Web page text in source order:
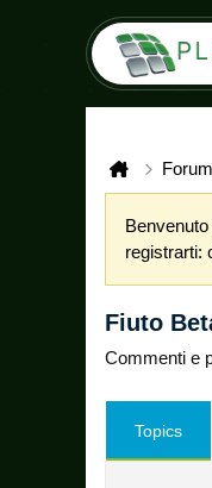
Forum
registrarti:
Fiuto
Commenti e
Topics